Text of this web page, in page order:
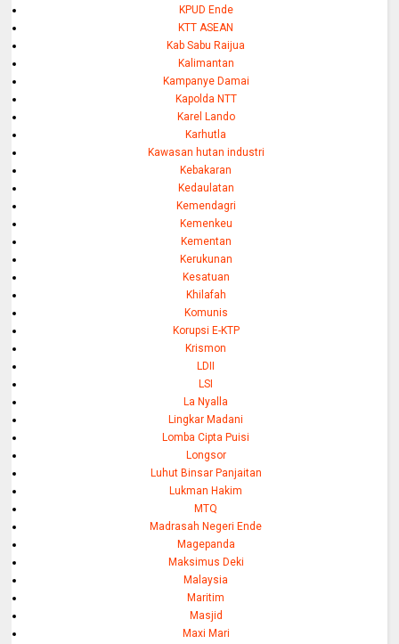
KPUD Ende
KTT ASEAN
Kab Sabu Raijua
Kalimantan
Kampanye Damai
Kapolda NTT
Karel Lando
Karhutla
Kawasan hutan industri
Kebakaran
Kedaulatan
Kemendagri
Kemenkeu
Kementan
Kerukunan
Kesatuan
Khilafah
Komunis
Korupsi E-KTP
Krismon
LDII
LSI
La Nyalla
Lingkar Madani
Lomba Cipta Puisi
Longsor
Luhut Binsar Panjaitan
Lukman Hakim
MTQ
Madrasah Negeri Ende
Magepanda
Maksimus Deki
Malaysia
Maritim
Masjid
Maxi Mari